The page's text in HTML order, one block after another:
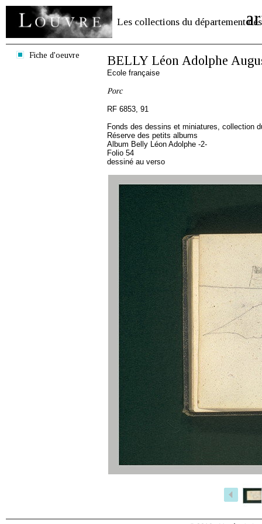
Les collections du département des
Fiche d'oeuvre BELLY Léon Adolphe
Ecole française
Porc
RF 6853, 91
Fonds des dessins et miniatures, collection
Réserve des petits albums
Album Belly Léon Adolphe -2-
Folio 54
dessiné au verso